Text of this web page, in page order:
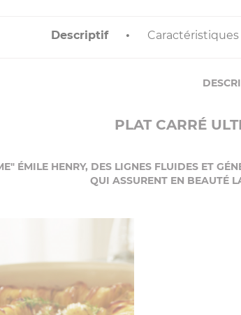
Descriptif Caractéristiques
PLAT CARRÉ
ÉMILE HENRY, DES LIGNES FLUIDES ET
QUI ASSURENT EN BEAUTÉ